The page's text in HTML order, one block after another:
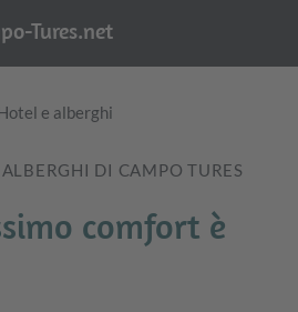
Tures.net
e alberghi
DI CAMPO TURES
comfort è